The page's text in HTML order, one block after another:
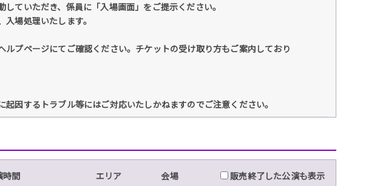
ていただき、係員に「入場画面」をご提示ください。
入場処理いたします。
プページにてご確認ください。チケットの受け取り方もご案内しており
因するトラブル等にはご対応いたしかねますのでご注意ください。
時間 エリア 会場 販売終了した公演も表示